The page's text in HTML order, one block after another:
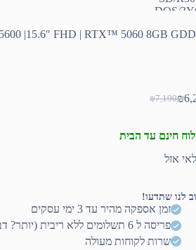
|15.6″ FHD | RTX™ 5060 8GB
₪7,190
המחיר
₪7,190.
₪המחיר
₪6,209.
חינם עד הבית
אזל
לנו שתדעו!
זמן אספקה מהיר עד 3 ימי עסקים
פריסה ל 6 תשלומים ללא ריבית (יותר? דברו איתנו)
שרות לקוחות מעולה